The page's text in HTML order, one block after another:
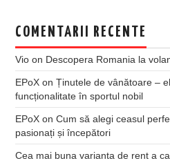
COMENTARII RECENTE
Vio on Descopera Romania la
EPoX onȚinutele de vânătoare –
funcționalitate în sportul nobil
EPoX onCum să alegi ceasul
pasionați și începători
Cea mai buna varianta de rent a